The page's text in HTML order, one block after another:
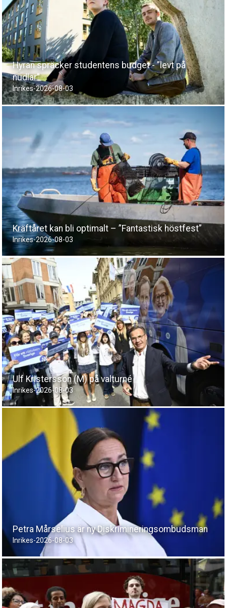
Hyran spräcker studentens budget - ”levt på
nudlar”
Inrikes-2026-08-03
Kräftåret kan bli optimalt – ”Fantastisk höstfest”
Inrikes-2026-08-03
Ulf Kristersson (M) på valturné
Inrikes-2026-08-03
Petra Mårselius är ny Diskrimineringsombudsman
Inrikes-2026-08-03